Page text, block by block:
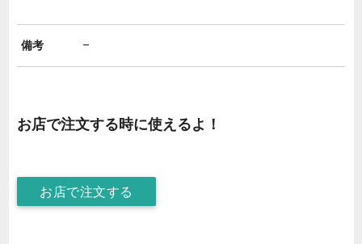
備考 –
お店で注文する時に使えるよ！
お店で注文する